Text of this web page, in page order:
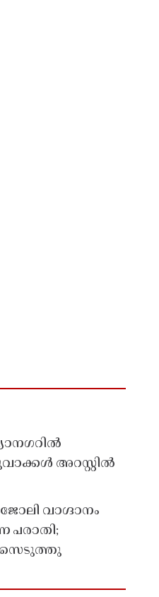
അറസ്റ്റിൽ
വാഗ്ദാനം
പരാതി;